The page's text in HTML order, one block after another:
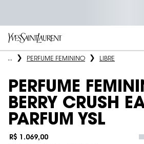
Main content
... PERFUME FEMININO LIBRE
PERFUME
BERRY CRUSH
PARFUM YSL
R$ 1.069,00